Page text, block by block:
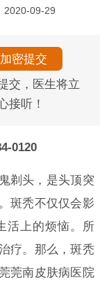
2020-09-29
交，医生将立
接听！
0120
剃头，是头顶突
斑秃不仅仅会影
活上的烦恼。所
疗。那么，斑秃
莞南皮肤病医院